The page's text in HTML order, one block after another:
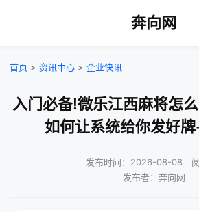
奔向网
首页 > 资讯中心 > 企业快讯
入门必备!微乐江西麻将怎么
如何让系统给你发好
发布时间：2026-08-08｜
发布者：奔向网